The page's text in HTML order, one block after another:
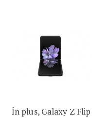
În plus, Galaxy Z